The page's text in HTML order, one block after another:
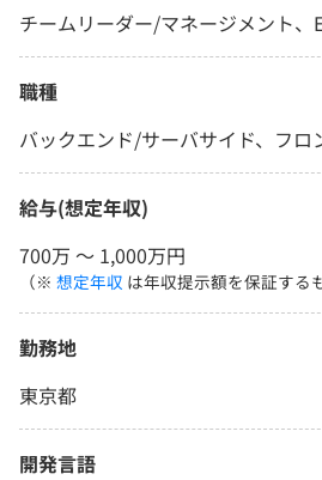
チームリーダー/マネージメント、
職種
バックエンド/サーバサイド、フロ
給与(想定年収)
700万 〜 1,000万円
（※ 想定年収 は年収提示額を保証する
勤務地
東京都
開発言語